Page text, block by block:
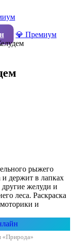
💎 Премиум
рыжего
и держит в лапках
желуди и
леса. Раскраска
и
«Природа»